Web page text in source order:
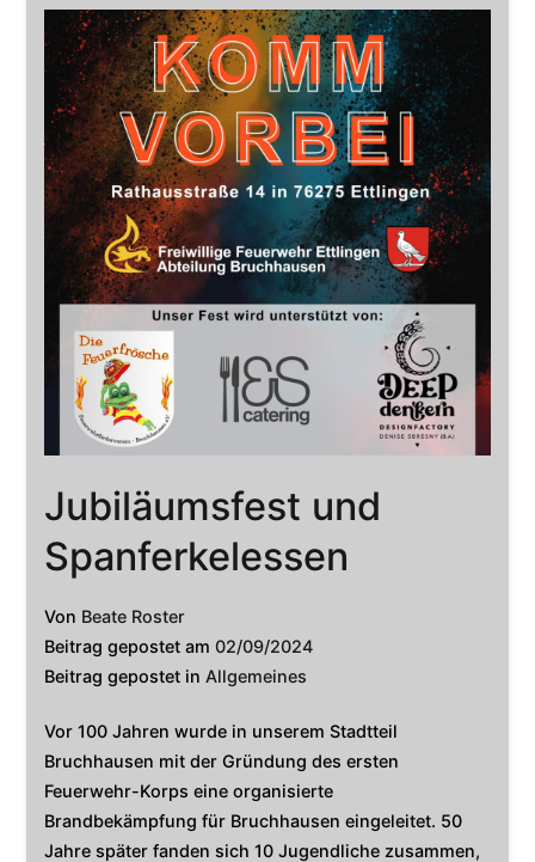
Jubiläumsfest und
Spanferkelessen
Von Beate Roster
Beitrag gepostet am02/09/2024
Beitrag gepostet inAllgemeines
Vor 100 Jahren wurde in unserem Stadtteil
Bruchhausen mit der Gründung des ersten
Feuerwehr-Korps eine organisierte
Brandbekämpfung für Bruchhausen eingeleitet. 50
Jahre später fanden sich 10 Jugendliche zusammen,